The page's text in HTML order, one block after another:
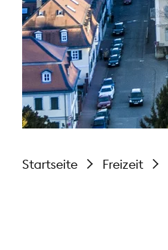
Startseite Freizeit